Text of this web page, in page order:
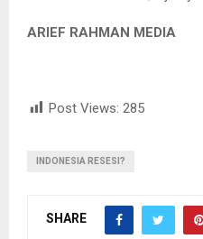
ARIEF RAHMAN MEDIA
Post Views: 285
INDONESIA RESESI?
SHARE